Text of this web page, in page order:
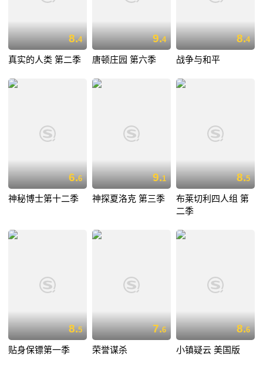
8.4
真实的人类 第二季
9.4
唐顿庄园 第六季
8.4
战争与和平
6.6
神秘博士第十二季
9.1
神探夏洛克 第三季
8.5
布莱切利四人组 第
二季
8.5
贴身保镖第一季
7.6
荣誉谋杀
8.6
小镇疑云 美国版